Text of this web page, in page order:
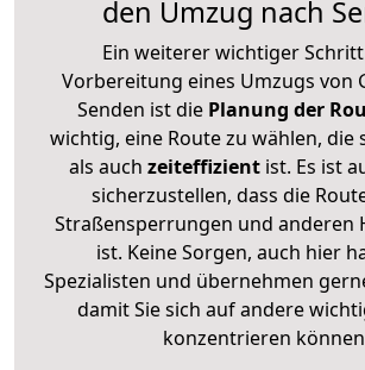
den Umzug nach
Ein weiterer wichtiger
Vorbereitung eines Umzugs von
Senden ist die Planung der
wichtig, eine Route zu wählen, die
als auch zeiteffizientist. Es ist
sicherzustellen, dass die
Straßensperrungen und anderen
ist. Keine Sorgen, auch hier
Spezialisten und übernehmen
damit Sie sich auf andere
konzentrieren